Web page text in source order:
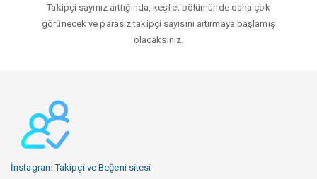
Takipçi sayınız arttığında, keşfet bölümünde daha çok
görünecek ve parasız takipçi sayısını artırmaya başlamış
olacaksınız.
İnstagram Takipçi ve Beğeni sitesi